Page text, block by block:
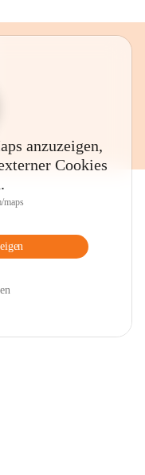
anzuzeigen,
Cookies
maps